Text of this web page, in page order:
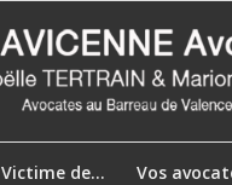
Victime de… Vos